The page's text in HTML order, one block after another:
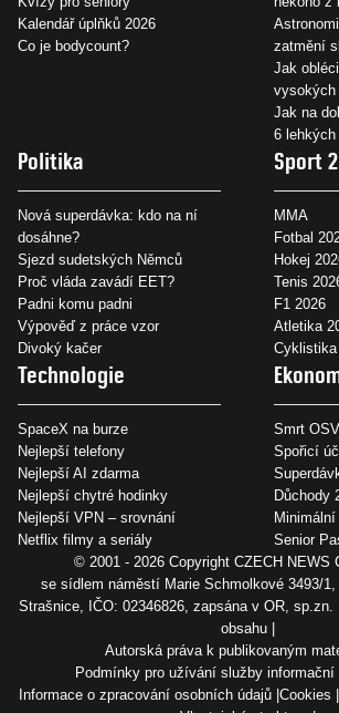
Kalendář úplňků 2026
Co je bodycount?
zatmění
Jak
vysokých
Jak na
6
Politika
Nová superdávka: kdo na ní
dosáhne?
Sjezd sudetských Němců
Proč vláda zavádí EET?
Padni komu padni
Výpověď z práce vzor
Divoký kačer
Sport
MMA
Fotbal
Hokej
Tenis
F1 2026
Atletika
Cyklistika
Technologie
SpaceX na burze
Nejlepší telefony
Nejlepší AI zdarma
Nejlepší chytré hodinky
Nejlepší VPN – srovnání
Netflix filmy a seriály
Smrt
Spořicí
Důchody
Senior
© 2001 - 2026 Copyright CZECH NEWS
se sídlem náměstí Marie Schmolkové 3493/1,
Strašnice, IČO: 02346826, zapsána v OR, sp.zn.
obsahu
Autorská práva k publikovaným
Podmínky pro užívání služby informační
Informace o zpracování osobních údajů Cookies